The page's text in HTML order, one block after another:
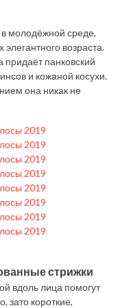
молодёжной среде,
возраста.
придаёт панковский
и кожаной косухи.
она никак не
стрижки
вдоль лица помогут
зато короткие,